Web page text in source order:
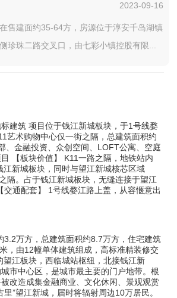
2023-09-16
售建面约35-64方，房源位于淳安千岛湖镇
珍珠二路交叉口，由七彩小镇控股有限...
建筑 项目位于钱江新城板块，于1号线婺
艺术购物中心仅一街之隔，总建筑面积约
、金融投资、众创空间、LOFT公寓、空庭
【板块价值】 K11一路之隔，地铁站内
江新城板块，同时与望江新城核芯区域
隔。占于钱江新城板块，无缝连接于望江
交通配套】 1号线婺江路上盖，从容惬意出
3.2万方，总建筑面积约8.7万方，住宅建筑
，由12幢单体建筑组成，高标准精装修交
望江板块，西临城站枢纽，北接钱江新
市中心区，是城市最主要的门户地带。根
改造成集金融商业、文化休闲、景观观赏
里”望江新城，届时将辐射周边10万居民。